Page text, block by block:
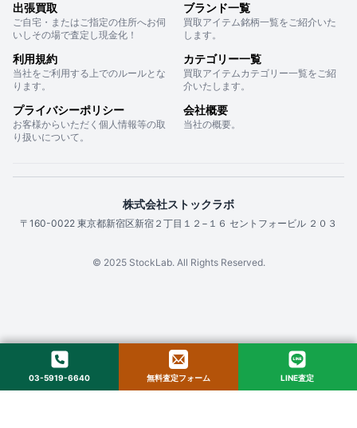
出張買取
ご自宅・またはご指定の住所へお伺
いしその場で査定し現金化！
ブランド一覧
買取アイテム銘柄一覧をご紹介いた
します。
利用規約
当社をご利用する上でのルールとな
ります。
カテゴリー一覧
買取アイテムカテゴリー一覧をご紹
介いたします。
プライバシーポリシー
お客様からいただく個人情報等の取
り扱いについて。
会社概要
当社の概要。
株式会社ストックラボ
〒160-0022 東京都新宿区新宿２丁目１２−１６ セントフォービル ２０３
© 2025 StockLab. All Rights Reserved.
03-5919-6640 無料査定フォーム LINE査定